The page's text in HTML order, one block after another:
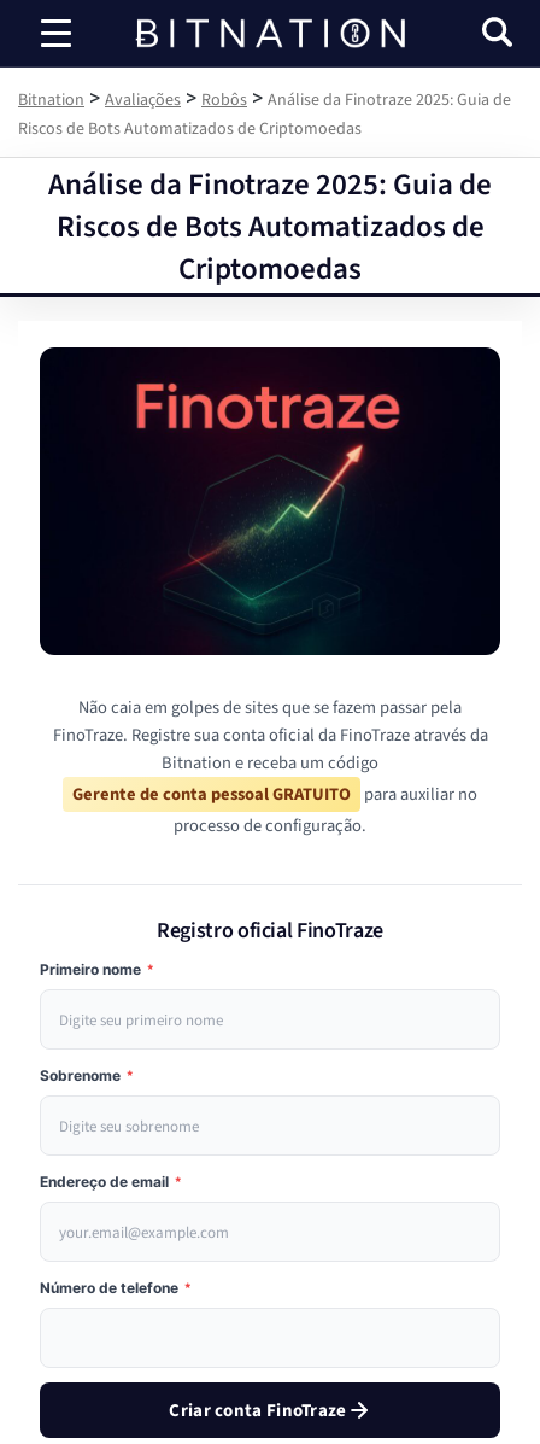
Bitnation
Bitnation > Avaliações > Robôs > Análise da Finotraze 2025: Guia de
Riscos de Bots Automatizados de Criptomoedas
Análise da Finotraze 2025: Guia de
Riscos de Bots Automatizados de
Criptomoedas
Não caia em golpes de sites que se fazem passar pela
FinoTraze. Registre sua conta oficial da FinoTraze através da
Bitnation e receba um código
Gerente de conta pessoal GRATUITO para auxiliar no
processo de configuração.
Registro oficial FinoTraze
Primeiro nome *
Sobrenome *
Endereço de email *
Número de telefone *
Criar conta FinoTraze